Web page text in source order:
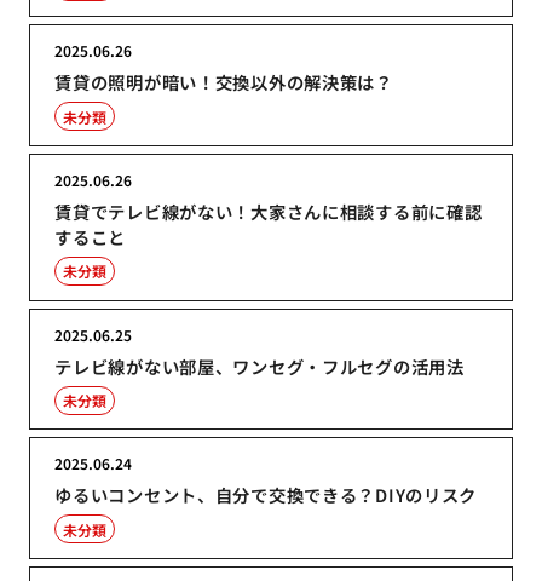
賃貸の照明が暗い！交換以外の解決策は？
2025.06.26
未分類
賃貸でテレビ線がない！大家さんに相談する前に確認
すること
2025.06.26
未分類
テレビ線がない部屋、ワンセグ・フルセグの活用法
2025.06.25
未分類
ゆるいコンセント、自分で交換できる？DIYのリスク
2025.06.24
未分類